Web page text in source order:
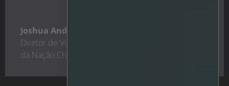
Joshua Anderson
Diretor de Vigilância e Tecnologia
da Nação Cherokee